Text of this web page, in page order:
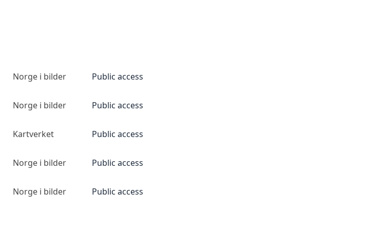
Norge i bilder Public access
Norge i bilder Public access
Kartverket Public access
Norge i bilder Public access
Norge i bilder Public access